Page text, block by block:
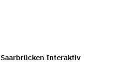
Saarbrücken Interaktiv